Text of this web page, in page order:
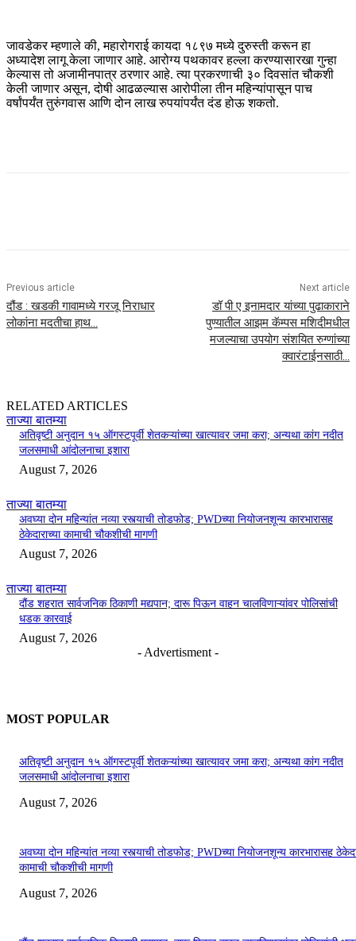
जावडेकर म्हणाले की, महारोगराई कायदा १८९७ मध्ये दुरुस्ती करून हा
अध्यादेश लागू केला जाणार आहे. आरोग्य पथकावर हल्ला करण्यासारखा गुन्हा
केल्यास तो अजामीनपात्र ठरणार आहे. त्या प्रकरणाची ३० दिवसांत चौकशी
केली जाणार असून, दोषी आढळल्यास आरोपीला तीन महिन्यांपासून पाच
वर्षांपर्यंत तुरुंगवास आणि दोन लाख रुपयांपर्यंत दंड होऊ शकतो.
Previous article
दौंड : खडकी गावामध्ये गरजू निराधार
लोकांना मदतीचा हाथ…
Next article
डॉ पी ए इनामदार यांच्या पुढाकाराने
पुण्यातील आझम कॅम्पस मशिदीमधील
मजल्याचा उपयोग संशयित रुग्णांच्या
क्वारंटाईनसाठी…
RELATED ARTICLES
ताज्या बातम्या
अतिवृष्टी अनुदान १५ ऑगस्टपूर्वी शेतकऱ्यांच्या खात्यावर जमा करा; अन्यथा कांग नदीत
जलसमाधी आंदोलनाचा इशारा
August 7, 2026
ताज्या बातम्या
अवघ्या दोन महिन्यांत नव्या रस्त्याची तोडफोड; PWDच्या नियोजनशून्य कारभारासह
ठेकेदाराच्या कामाची चौकशीची मागणी
August 7, 2026
ताज्या बातम्या
दौंड शहरात सार्वजनिक ठिकाणी मद्यपान; दारू पिऊन वाहन चालविणाऱ्यांवर पोलिसांची
धडक कारवाई
August 7, 2026
- Advertisment -
MOST POPULAR
अतिवृष्टी अनुदान १५ ऑगस्टपूर्वी शेतकऱ्यांच्या खात्यावर जमा करा; अन्यथा कांग नदीत
जलसमाधी आंदोलनाचा इशारा
August 7, 2026
अवघ्या दोन महिन्यांत नव्या रस्त्याची तोडफोड; PWDच्या नियोजनशून्य कारभारासह
कामाची चौकशीची मागणी
August 7, 2026